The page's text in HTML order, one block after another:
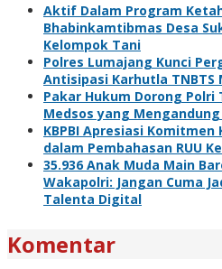
Aktif Dalam Program
Bhabinkamtibmas Desa
Kelompok Tani
Polres Lumajang Kunci
Antisipasi Karhutla TNBTS
Pakar Hukum Dorong
Medsos yang
KBPBI Apresiasi
dalam Pembahasan RUU
35.936 Anak Muda Main
Wakapolri: Jangan Cuma
Talenta Digital
Komentar